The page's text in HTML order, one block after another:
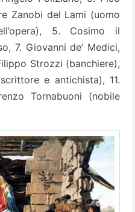
Zanobi del Lami (uomo
5. Cosimo il
7. Giovanni de’ Medici,
Strozzi (banchiere),
e antichista), 11.
Tornabuoni (nobile